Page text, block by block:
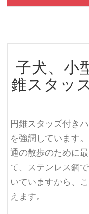
子犬、小
錐スタッ
円錐スタッズ付き
を強調しています
通の散歩のために
て、ステンレス鋼
いていますから、
えます。